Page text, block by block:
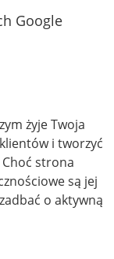
Google
żyje Twoja
i tworzyć
Choć strona
są jej
o aktywną